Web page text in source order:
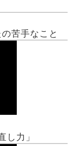
苦手なこと
し力」